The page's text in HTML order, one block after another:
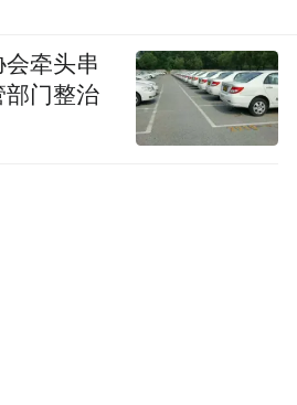
牵头串
部门整治